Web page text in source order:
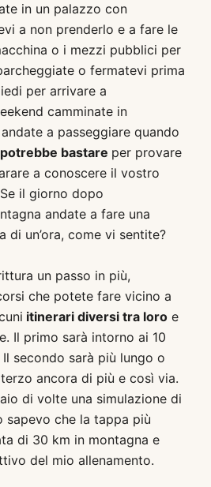
in un palazzo con
a non prenderlo e a fare le
o i mezzi pubblici per
o fermatevi prima
per arrivare a
camminate in
a passeggiare quando
bastare per provare
a conoscere il vostro
il giorno dopo
andate a fare una
di un’ora, come vi sentite?
un passo in più,
che potete fare vicino a
itinerari diversi tra loroe
Il primo sarà intorno ai 10
secondo sarà più lungo o
ancora di più e così via.
di volte una simulazione di
sapevo che la tappa più
di 30 km in montagna e
del mio allenamento.